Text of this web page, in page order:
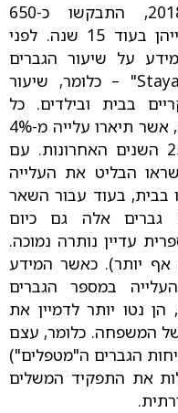
במחקר שבוצע באוקטובר 2018, התבקשו כ-650
לדמיין את חייהן בעוד 15 שנה. לפני
על שיעור הגברים
בארה"ב שהינם "Stayathome dads" – כלומר, שיעור
בבית ובילדים. כל
המשתתפות ראו את אותן תוצאות, אשר תיארו עלייה מ-4%
ל-12% אבות שנשארו בבית ב-25 השנים האחרונות. עם
הבליט את העלייה
בבית, בעוד עבור השאר
גברים אלה גם כיום
עדיין נותרה נמוכה.
אף יותר). כאשר המידע
במספר הגברים
נטו יותר לדמיין את
המשפחה. כלומר, עצם
הגברים ה"מטפלים")
את התפקיד המשלים